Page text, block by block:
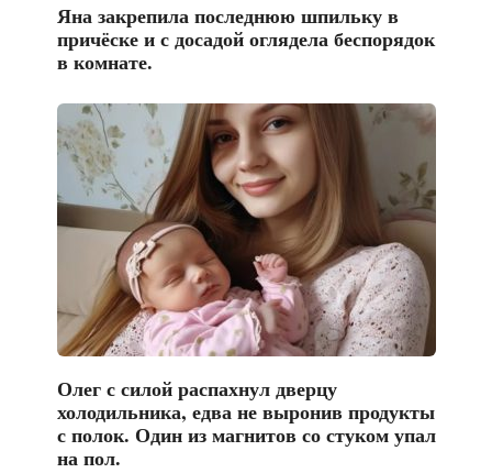
Яна закрепила последнюю шпильку в
причёске и с досадой оглядела беспорядок
в комнате.
Олег с силой распахнул дверцу
холодильника, едва не выронив продукты
с полок. Один из магнитов со стуком упал
на пол.